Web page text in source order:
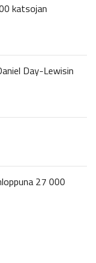
katsojan
Day-Lewisin
27 000